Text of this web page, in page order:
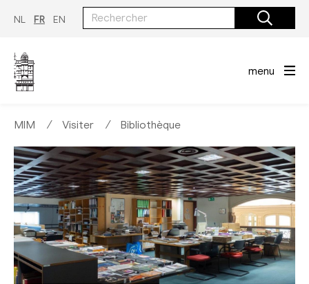
NL FR EN
menu
MIM ∕ Visiter ∕ Bibliothèque